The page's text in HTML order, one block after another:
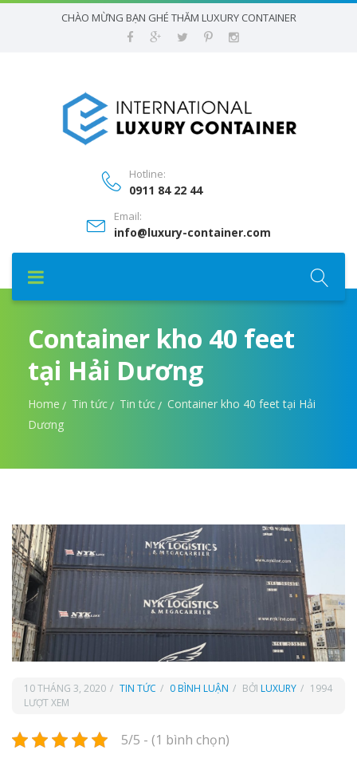
CHÀO MỪNG BẠN GHÉ THĂM LUXURY CONTAINER
Hotline:
0911 84 22 44
Email:
info@luxury-container.com
Container kho 40 feet
tại Hải Dương
Home Tin tức Tin tức
Container kho 40 feet tại Hải
Dương
10 THÁNG 3, 2020 TIN TỨC 0 BÌNH LUẬN BỞI LUXURY
1994
LƯỢT XEM
5/5 - (1 bình chọn)